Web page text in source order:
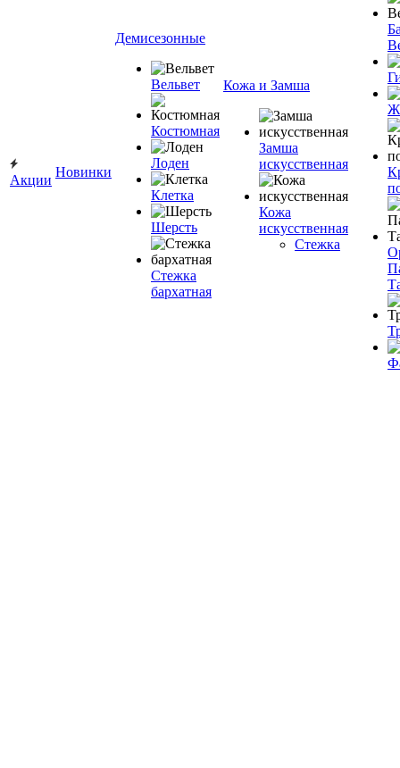
Акции
Новинки
Демисезонные
Вельвет
Костюмная
Лоден
Клетка
Шерсть
Стежка
бархатная
Кожа и Замша
Замша
искусственная
Кожа
искусственная
Стежка